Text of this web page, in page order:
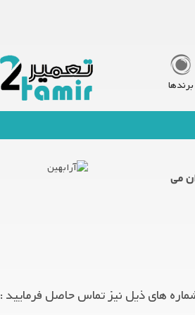
برندها
می
های ذیل نیز تماس حاصل فرمایید :